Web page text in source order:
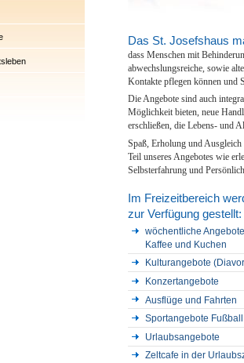
Das St. Josefshaus
dass Menschen mit
abwechslungsreiche, sowie
Kontakte pflegen können und
Die Angebote sind auch
Möglichkeit bieten, neue
erschließen, die Lebens- und
Spaß, Erholung und Ausgleich
Teil unseres Angebotes wie
Selbsterfahrung und
Im Freizeitbereich
zur Verfügung gestellt:
wöchentliche
Kaffee und Kuchen
Kulturangebote
Konzertangebote
Ausflüge und Fahrten
Sportangebote
Urlaubsangebote
Zeltcafe in der